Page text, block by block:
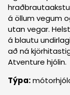
Keppnisdekk
Felgur
Dekkjahótel
Pústþjónusta
Smurþjónusta
Iðnaðardekk
Um okkur
BJB (um
Mannauður
Spurt og
Contact us
07:45 -
07:45 -
á öllum vegum
utan vegar.
á blautu
að ná
Atventure hjólin.
Týpa: